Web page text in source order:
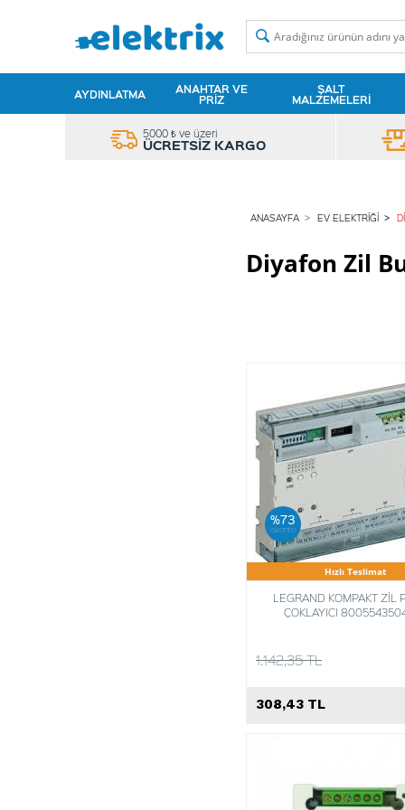
AYDINLATMA ANAHTAR VE
PRIZ
ŞALT
MALZEMELERI
5000 ₺ ve üzeri
ÜCRETSİZ KARGO
ANASAYFA EV ELEKTRIĞI
Diyafon Zil
Hızlı Teslimat
LEGRAND KOMPAKT ZİL
ÇOKLAYICI
1.142,35 TL
%73
iskonto
308,43 TL